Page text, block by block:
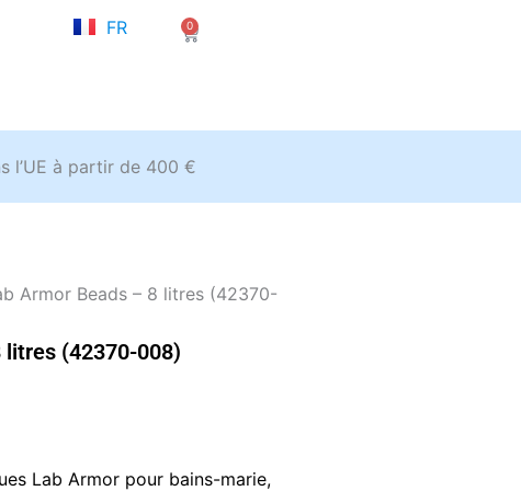
FR
EN
0
Panier
l’UE à partir de 400 €
Armor Beads – 8 litres (42370-
litres (42370-008)
Lab Armor pour bains-marie,